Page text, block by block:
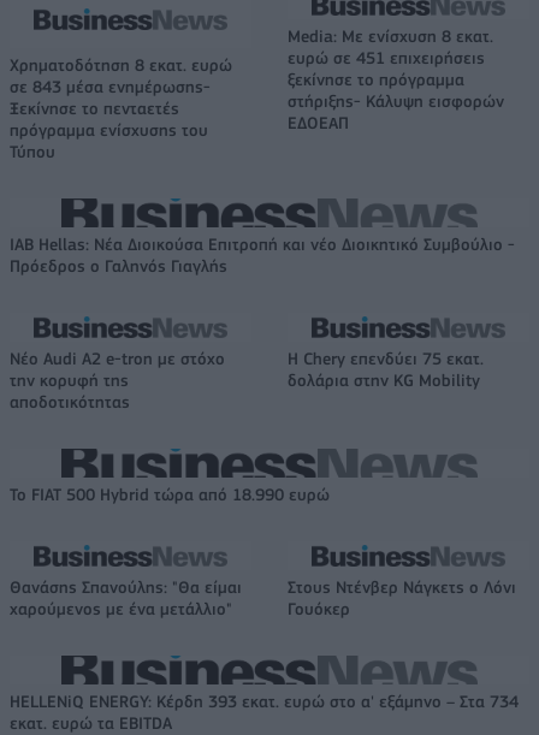
Χρηματοδότηση 8 εκατ. ευρώ
σε 843 μέσα ενημέρωσης-
Ξεκίνησε το πενταετές
πρόγραμμα ενίσχυσης του
Τύπου
Media: Με ενίσχυση 8 εκατ.
ευρώ σε 451 επιχειρήσεις
ξεκίνησε το πρόγραμμα
στήριξης- Κάλυψη εισφορών
ΕΔΟΕΑΠ
IAB Hellas: Νέα Διοικούσα Επιτροπή και νέο Διοικητικό Συμβούλιο -
Πρόεδρος ο Γαληνός Γιαγλής
Νέο Audi A2 e-tron με στόχο
την κορυφή της
αποδοτικότητας
Η Chery επενδύει 75 εκατ.
δολάρια στην KG Mobility
Το FIAT 500 Hybrid τώρα από 18.990 ευρώ
Θανάσης Σπανούλης: "Θα είμαι
χαρούμενος με ένα μετάλλιο"
Στους Ντένβερ Νάγκετς ο Λόνι
Γουόκερ
HELLENiQ ENERGY: Κέρδη 393 εκατ. ευρώ στο α' εξάμηνο – Στα 734
εκατ. ευρώ τα EBITDA